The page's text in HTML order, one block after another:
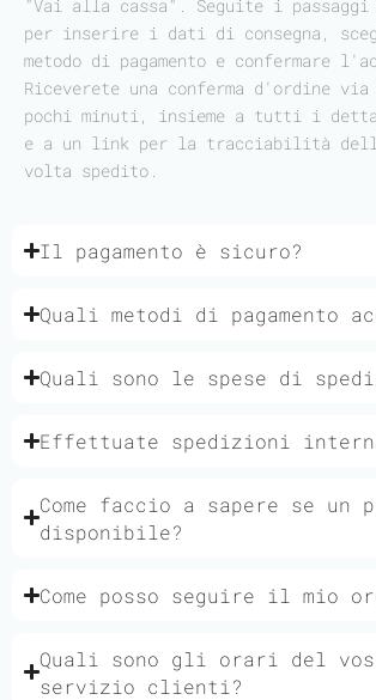
"Vai alla cassa". Seguite i passaggi
per inserire i dati di consegna,
metodo di pagamento e confermare
Riceverete una conferma d'ordine
pochi minuti, insieme a tutti i
e a un link per la tracciabilità
volta spedito.
Il pagamento è sicuro?
Quali metodi di pagamento
Quali sono le spese di
Effettuate spedizioni
Come faccio a sapere se un
disponibile?
Come posso seguire il mio
Quali sono gli orari del
servizio clienti?